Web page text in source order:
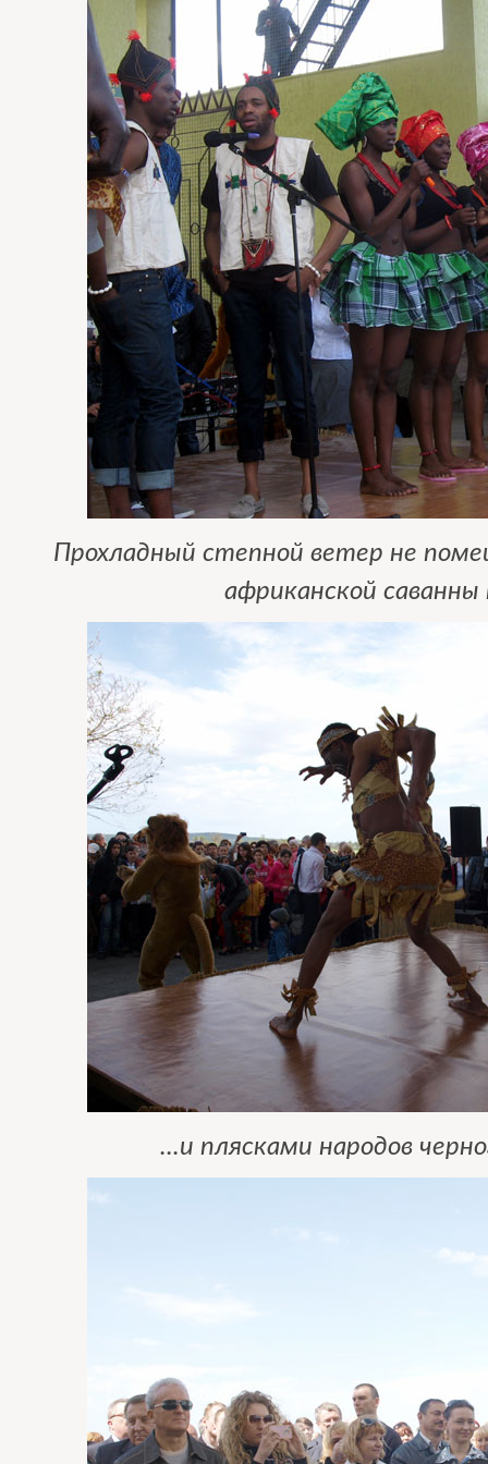
Прохладный степной ветер не
африканской
...и плясками народов